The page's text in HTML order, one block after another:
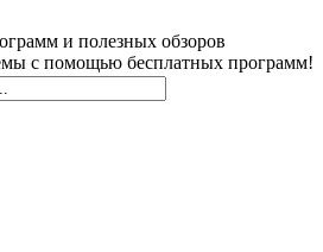
и полезных обзоров
с помощью бесплатных программ!